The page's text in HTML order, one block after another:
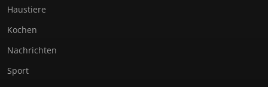
Haustiere
Kochen
Nachrichten
Sport